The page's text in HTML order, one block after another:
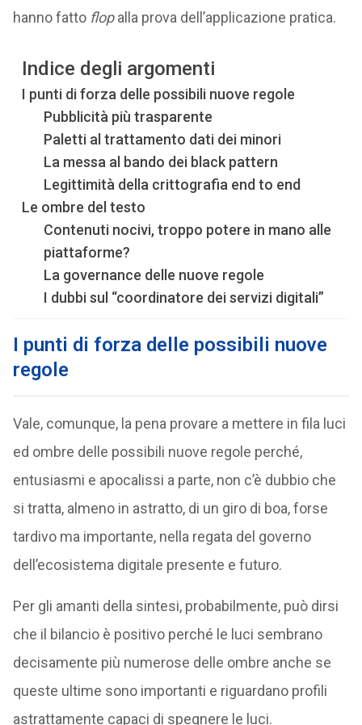
hanno fatto flopalla prova dell’applicazione pratica.
Indice degli argomenti
I punti di forza delle possibili nuove regole
Pubblicità più trasparente
Paletti al trattamento dati dei minori
La messa al bando dei black pattern
Legittimità della crittografia end to end
Le ombre del testo
Contenuti nocivi, troppo potere in mano alle
piattaforme?
La governance delle nuove regole
I dubbi sul “coordinatore dei servizi digitali”
I punti di forza delle possibili nuove
regole
Vale, comunque, la pena provare a mettere in fila luci
ed ombre delle possibili nuove regole perché,
entusiasmi e apocalissi a parte, non c’è dubbio che
si tratta, almeno in astratto, di un giro di boa, forse
tardivo ma importante, nella regata del governo
dell’ecosistema digitale presente e futuro.
Per gli amanti della sintesi, probabilmente, può dirsi
che il bilancio è positivo perché le luci sembrano
decisamente più numerose delle ombre anche se
queste ultime sono importanti e riguardano profili
astrattamente capaci di spegnere le luci.